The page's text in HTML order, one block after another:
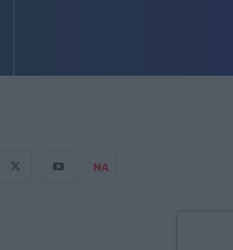
ΝΑ